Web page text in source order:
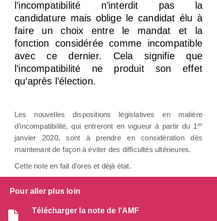
l’incompatibilité n’interdit pas la
candidature mais oblige le candidat élu à
faire un choix entre le mandat et la
fonction considérée comme incompatible
avec ce dernier. Cela signifie que
l’incompatibilité ne produit son effet
qu’après l’élection.
Les nouvelles dispositions législatives en matière
d’incompatibilité, qui entreront en vigueur à partir du 1 er
janvier 2020, sont à prendre en considération dès
maintenant de façon à éviter des difficultés ultérieures.
Cette note en fait d’ores et déjà état.
Pour aller plus loin
Télécharger la note de l'AMF